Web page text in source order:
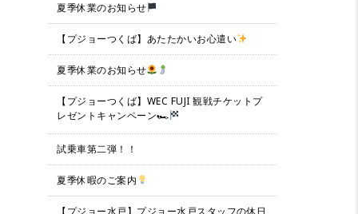
夏季休業のお知らせ
【プジョーつくば】あたたかいお心遣い
夏季休業のお知らせ
【プジョーつくば】WEC FUJI 観戦チケットプ
レゼントキャンペーン🏎
試乗車第二弾！！
夏季休暇のご案内
【プジョー水戸】プジョー水戸スタッフの休日